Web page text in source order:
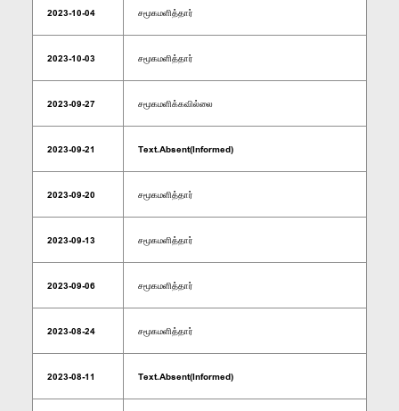
2023-10-04 சமூகமளித்தார்
2023-10-03 சமூகமளித்தார்
2023-09-27 சமூகமளிக்கவில்லை
2023-09-21 Text.Absent(Informed)
2023-09-20 சமூகமளித்தார்
2023-09-13 சமூகமளித்தார்
2023-09-06 சமூகமளித்தார்
2023-08-24 சமூகமளித்தார்
2023-08-11 Text.Absent(Informed)